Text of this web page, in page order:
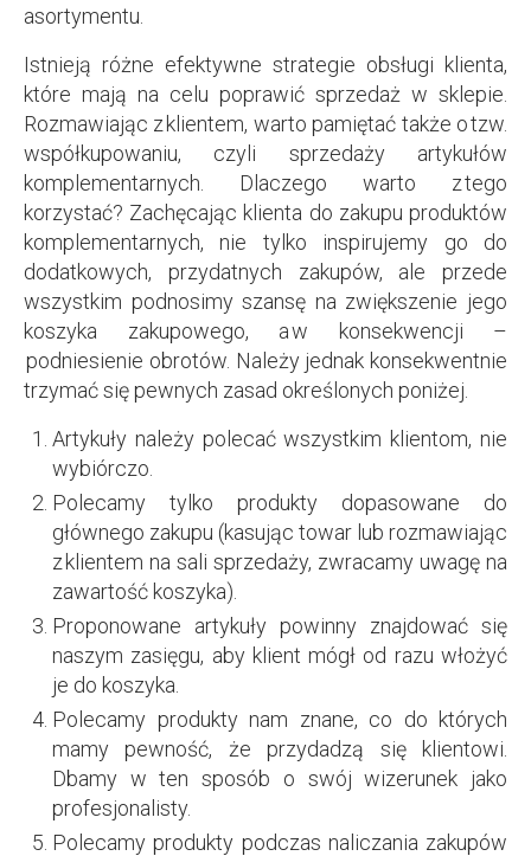
asortymentu.
Istnieją różne efektywne strategie obsługi klienta,
które mają na celu poprawić sprzedaż w sklepie.
Rozmawiając z klientem, warto pamiętać także o tzw.
współkupowaniu, czyli sprzedaży artykułów
komplementarnych. Dlaczego warto z tego
korzystać? Zachęcając klienta do zakupu produktów
komplementarnych, nie tylko inspirujemy go do
dodatkowych, przydatnych zakupów, ale przede
wszystkim podnosimy szansę na zwiększenie jego
koszyka zakupowego, a w konsekwencji –
podniesienie obrotów. Należy jednak konsekwentnie
trzymać się pewnych zasad określonych poniżej.
Artykuły należy polecać wszystkim klientom, nie
wybiórczo.
Polecamy tylko produkty dopasowane do
głównego zakupu (kasując towar lub rozmawiając
z klientem na sali sprzedaży, zwracamy uwagę na
zawartość koszyka).
Proponowane artykuły powinny znajdować się
naszym zasięgu, aby klient mógł od razu włożyć
je do koszyka.
Polecamy produkty nam znane, co do których
mamy pewność, że przydadzą się klientowi.
Dbamy w ten sposób o swój wizerunek jako
profesjonalisty.
Polecamy produkty podczas naliczania zakupów